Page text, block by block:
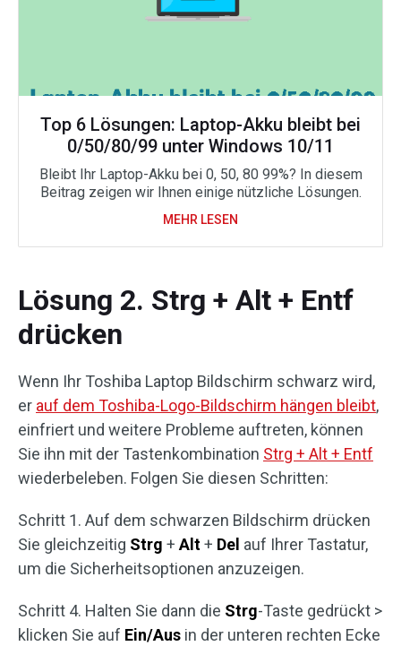
Top 6 Lösungen: Laptop-Akku bleibt bei
0/50/80/99 unter Windows 10/11
Bleibt Ihr Laptop-Akku bei 0, 50, 80 99%? In diesem
Beitrag zeigen wir Ihnen einige nützliche Lösungen.
MEHR LESEN
Lösung 2. Strg + Alt + Entf
drücken
Wenn Ihr Toshiba Laptop Bildschirm schwarz wird,
er auf dem Toshiba-Logo-Bildschirm hängen bleibt,
einfriert und weitere Probleme auftreten, können
Sie ihn mit der Tastenkombination Strg + Alt + Entf
wiederbeleben. Folgen Sie diesen Schritten:
Schritt 1. Auf dem schwarzen Bildschirm drücken
Sie gleichzeitig Strg +Alt+ Del auf Ihrer Tastatur,
um die Sicherheitsoptionen anzuzeigen.
Schritt 4. Halten Sie dann die Strg-Taste gedrückt >
klicken Sie auf Ein/Aus in der unteren rechten Ecke